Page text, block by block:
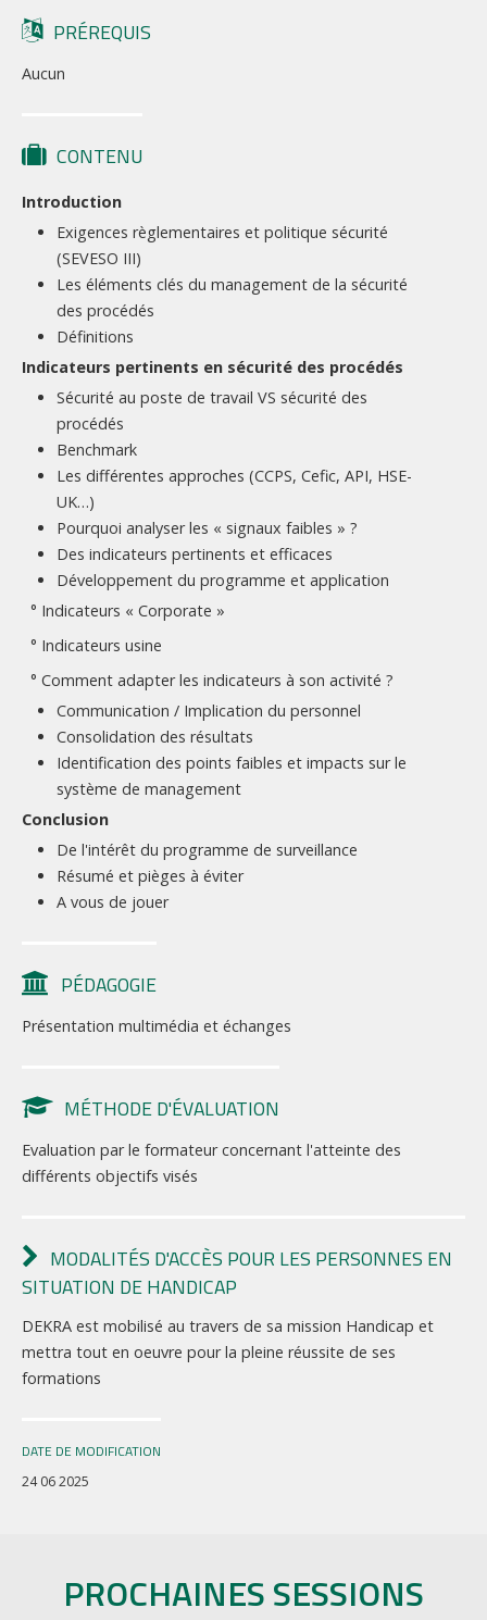
PRÉREQUIS
Aucun
CONTENU
Introduction
Exigences règlementaires et politique sécurité
(SEVESO III)
Les éléments clés du management de la sécurité
des procédés
Définitions
Indicateurs pertinents en sécurité des procédés
Sécurité au poste de travail VS sécurité des
procédés
Benchmark
Les différentes approches (CCPS, Cefic, API, HSE-
UK…)
Pourquoi analyser les « signaux faibles » ?
Des indicateurs pertinents et efficaces
Développement du programme et application
° Indicateurs « Corporate »
° Indicateurs usine
° Comment adapter les indicateurs à son activité ?
Communication / Implication du personnel
Consolidation des résultats
Identification des points faibles et impacts sur le
système de management
Conclusion
De l'intérêt du programme de surveillance
Résumé et pièges à éviter
A vous de jouer
PÉDAGOGIE
Présentation multimédia et échanges
MÉTHODE D'ÉVALUATION
Evaluation par le formateur concernant l'atteinte des
différents objectifs visés
MODALITÉS D'ACCÈS POUR LES PERSONNES EN
SITUATION DE HANDICAP
DEKRA est mobilisé au travers de sa mission Handicap et
mettra tout en oeuvre pour la pleine réussite de ses
formations
DATE DE MODIFICATION
24 06 2025
PROCHAINES SESSIONS